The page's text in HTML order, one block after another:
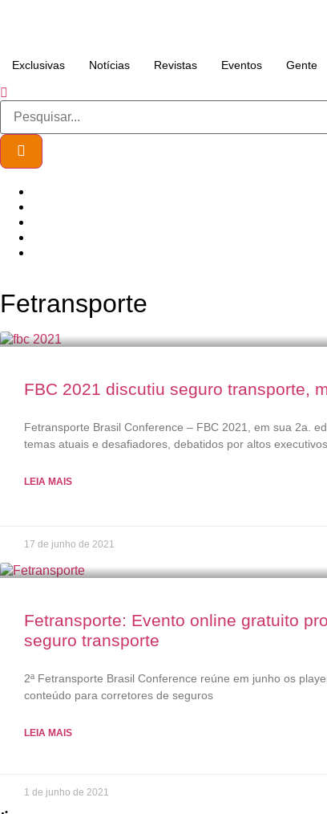
Exclusivas Notícias Revistas Eventos Gente
Fetransporte
FBC 2021 discutiu seguro transporte,
Fetransporte Brasil Conference – FBC 2021, em sua 2a.
temas atuais e desafiadores, debatidos por altos
LEIA MAIS
17 de junho de 2021
Fetransporte: Evento online gratuito
seguro transporte
2ª Fetransporte Brasil Conference reúne em junho os
conteúdo para corretores de seguros
LEIA MAIS
1 de junho de 2021